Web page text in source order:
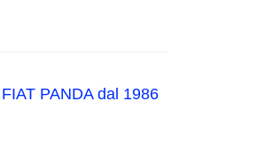
PANDA dal 1986